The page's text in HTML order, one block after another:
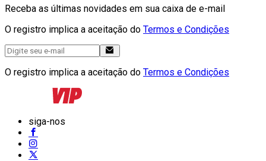
Receba as últimas novidades em sua caixa de e-mail
O registro implica a aceitação do Termos e Condições
O registro implica a aceitação do Termos e Condições
siga-nos